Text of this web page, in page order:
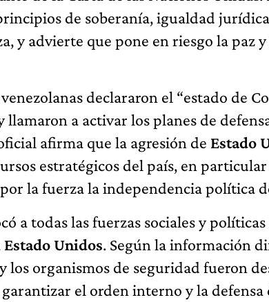
de soberanía, igualdad
y advierte que pone en riesgo la paz
declararon el “estado de
a activar los planes de
afirma que la agresión de Estado
estratégicos del país, en
la fuerza la independencia política
a todas las fuerzas sociales y
Estado Unidos. Según la información
los organismos de seguridad fueron
el orden interno y la defensa